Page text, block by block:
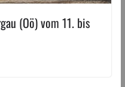
(Oö) vom 11. bis